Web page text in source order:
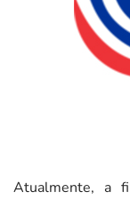
Atualmente, a